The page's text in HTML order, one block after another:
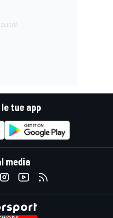
tue app
media